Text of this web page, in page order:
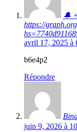
🔔
https://
avril 17, 2025 à
b6e4p2
Répondre
juin 9, 2026 à